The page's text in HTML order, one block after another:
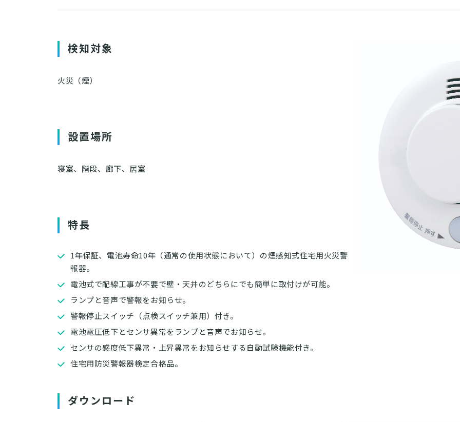
検知対象
火災（煙）
設置場所
寝室、階段、廊下、居室
特長
1年保証、電池寿命10年（通常の使用状態において）の煙感知式住宅用火災警
報器。
電池式で配線工事が不要で壁・天井のどちらにでも簡単に取付けが可能。
ランプと音声で警報をお知らせ。
警報停止スイッチ（点検スイッチ兼用）付き。
電池電圧低下とセンサ異常をランプと音声でお知らせ。
センサの感度低下異常・上昇異常をお知らせする自動試験機能付き。
住宅用防災警報器検定合格品。
ダウンロード